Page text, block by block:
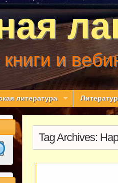
и
литература
Tag Archives: